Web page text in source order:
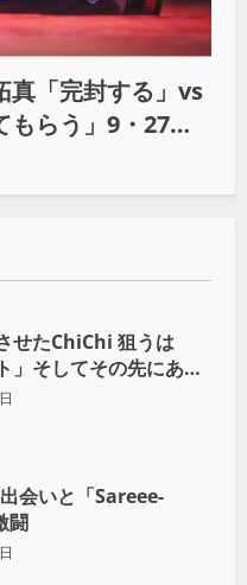
真「完封する」vs
らう」9・27決
せたChiChi 狙うは
」そしてその先にある
会いと「Sareee-
闘